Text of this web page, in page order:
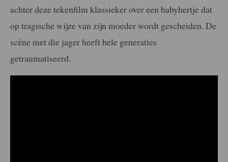
achter deze tekenfilm klassieker over een babyhertje dat
op tragische wijze van zijn moeder wordt gescheiden. De
scène met die jager heeft hele generaties
getraumatiseerd.